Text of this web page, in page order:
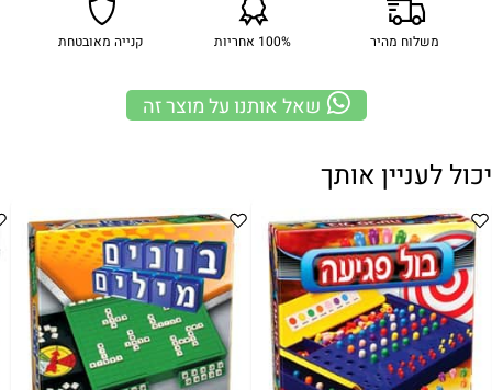
משלוח מהיר 100% אחריות קנייה מאובטחת
שאל אותנו על מוצר זה
יכול לעניין אותך